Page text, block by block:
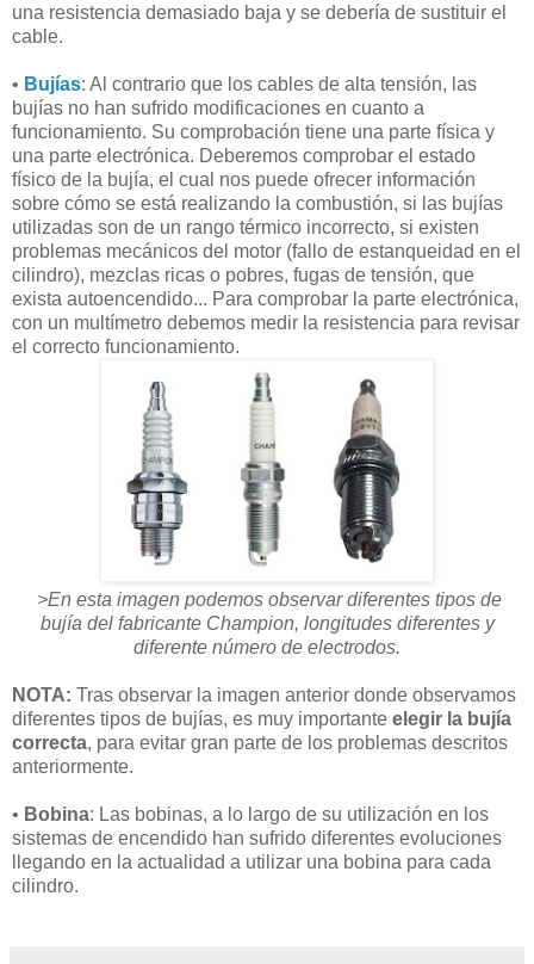
una resistencia demasiado baja y se debería de sustituir el
cable.
• Bujías: Al contrario que los cables de alta tensión, las
bujías no han sufrido modificaciones en cuanto a
funcionamiento. Su comprobación tiene una parte física y
una parte electrónica. Deberemos comprobar el estado
físico de la bujía, el cual nos puede ofrecer información
sobre cómo se está realizando la combustión, si las bujías
utilizadas son de un rango térmico incorrecto, si existen
problemas mecánicos del motor (fallo de estanqueidad en el
cilindro), mezclas ricas o pobres, fugas de tensión, que
exista autoencendido... Para comprobar la parte electrónica,
con un multímetro debemos medir la resistencia para revisar
el correcto funcionamiento.
>En esta imagen podemos observar diferentes tipos de
bujía del fabricante Champion, longitudes diferentes y
diferente número de electrodos.
NOTA: Tras observar la imagen anterior donde observamos
diferentes tipos de bujías, es muy importante elegir la bujía
correcta, para evitar gran parte de los problemas descritos
anteriormente.
• Bobina: Las bobinas, a lo largo de su utilización en los
sistemas de encendido han sufrido diferentes evoluciones
llegando en la actualidad a utilizar una bobina para cada
cilindro.